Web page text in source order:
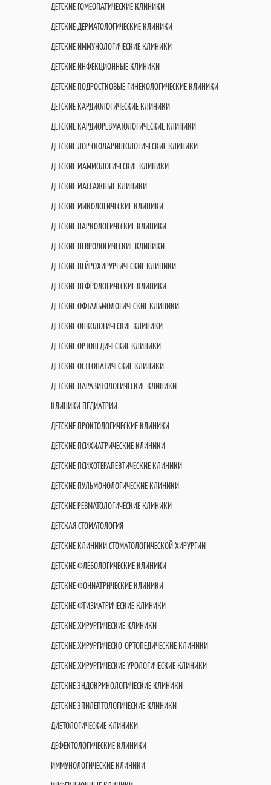
ДЕТСКИЕ ГОМЕОПАТИЧЕСКИЕ КЛИНИКИ
ДЕТСКИЕ ДЕРМАТОЛОГИЧЕСКИЕ КЛИНИКИ
ДЕТСКИЕ ИММУНОЛОГИЧЕСКИЕ КЛИНИКИ
ДЕТСКИЕ ИНФЕКЦИОННЫЕ КЛИНИКИ
ДЕТСКИЕ ПОДРОСТКОВЫЕ ГИНЕКОЛОГИЧЕСКИЕ КЛИНИКИ
ДЕТСКИЕ КАРДИОЛОГИЧЕСКИЕ КЛИНИКИ
ДЕТСКИЕ КАРДИОРЕВМАТОЛОГИЧЕСКИЕ КЛИНИКИ
ДЕТСКИЕ ЛОР ОТОЛАРИНГОЛОГИЧЕСКИЕ КЛИНИКИ
ДЕТСКИЕ МАММОЛОГИЧЕСКИЕ КЛИНИКИ
ДЕТСКИЕ МАССАЖНЫЕ КЛИНИКИ
ДЕТСКИЕ МИКОЛОГИЧЕСКИЕ КЛИНИКИ
ДЕТСКИЕ НАРКОЛОГИЧЕСКИЕ КЛИНИКИ
ДЕТСКИЕ НЕВРОЛОГИЧЕСКИЕ КЛИНИКИ
ДЕТСКИЕ НЕЙРОХИРУРГИЧЕСКИЕ КЛИНИКИ
ДЕТСКИЕ НЕФРОЛОГИЧЕСКИЕ КЛИНИКИ
ДЕТСКИЕ ОФТАЛЬМОЛОГИЧЕСКИЕ КЛИНИКИ
ДЕТСКИЕ ОНКОЛОГИЧЕСКИЕ КЛИНИКИ
ДЕТСКИЕ ОРТОПЕДИЧЕСКИЕ КЛИНИКИ
ДЕТСКИЕ ОСТЕОПАТИЧЕСКИЕ КЛИНИКИ
ДЕТСКИЕ ПАРАЗИТОЛОГИЧЕСКИЕ КЛИНИКИ
КЛИНИКИ ПЕДИАТРИИ
ДЕТСКИЕ ПРОКТОЛОГИЧЕСКИЕ КЛИНИКИ
ДЕТСКИЕ ПСИХИАТРИЧЕСКИЕ КЛИНИКИ
ДЕТСКИЕ ПСИХОТЕРАПЕВТИЧЕСКИЕ КЛИНИКИ
ДЕТСКИЕ ПУЛЬМОНОЛОГИЧЕСКИЕ КЛИНИКИ
ДЕТСКИЕ РЕВМАТОЛОГИЧЕСКИЕ КЛИНИКИ
ДЕТСКАЯ СТОМАТОЛОГИЯ
ДЕТСКИЕ КЛИНИКИ СТОМАТОЛОГИЧЕСКОЙ ХИРУРГИИ
ДЕТСКИЕ ФЛЕБОЛОГИЧЕСКИЕ КЛИНИКИ
ДЕТСКИЕ ФОНИАТРИЧЕСКИЕ КЛИНИКИ
ДЕТСКИЕ ФТИЗИАТРИЧЕСКИЕ КЛИНИКИ
ДЕТСКИЕ ХИРУРГИЧЕСКИЕ КЛИНИКИ
ДЕТСКИЕ ХИРУРГИЧЕСКО-ОРТОПЕДИЧЕСКИЕ КЛИНИКИ
ДЕТСКИЕ ХИРУРГИЧЕСКИЕ-УРОЛОГИЧЕСКИЕ КЛИНИКИ
ДЕТСКИЕ ЭНДОКРИНОЛОГИЧЕСКИЕ КЛИНИКИ
ДЕТСКИЕ ЭПИЛЕПТОЛОГИЧЕСКИЕ КЛИНИКИ
ДИЕТОЛОГИЧЕСКИЕ КЛИНИКИ
ДЕФЕКТОЛОГИЧЕСКИЕ КЛИНИКИ
ИММУНОЛОГИЧЕСКИЕ КЛИНИКИ